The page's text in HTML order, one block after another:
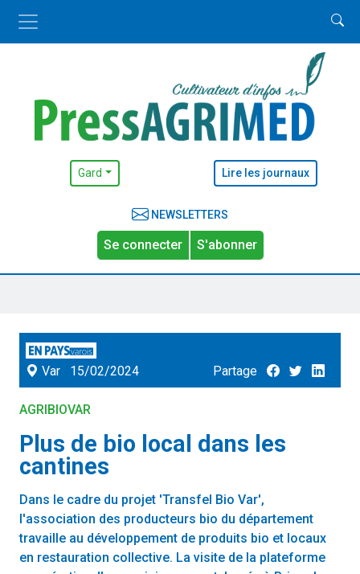
Gard Lire les journaux
NEWSLETTERS
Se connecter S'abonner
Var 15/02/2024 Partage
AGRIBIOVAR
Plus de bio local dans les
cantines
Dans le cadre du projet 'Transfel Bio Var',
l'association des producteurs bio du département
travaille au développement de produits bio et locaux
en restauration collective. La visite de la plateforme